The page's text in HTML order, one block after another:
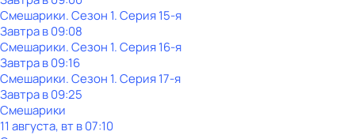
Смешарики. Сезон 1. Серия 15-я
Завтра в 09:08
Смешарики. Сезон 1. Серия 16-я
Завтра в 09:16
Смешарики. Сезон 1. Серия 17-я
Завтра в 09:25
Смешарики
11 августа, вт в 07:10